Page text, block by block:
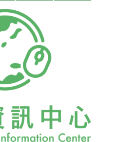
針孔攝影技術將家燕干擾降
拍攝，目前已有四隻小燕子
可愛又有趣的模樣，偶爾可
環境資訊協會秘書長陳瑞賓
，與人類親近，較不怕人為
象。從3月開始，已有幾所
測網站，藉此提昇學生對自
，並結合以家燕為主題的創
這一家燕子今年在台灣育雛